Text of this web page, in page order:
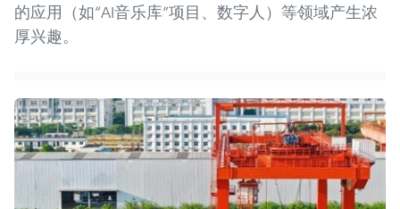
的应用（如“AI音乐库”项目、数字人）等领域产生浓
厚兴趣。